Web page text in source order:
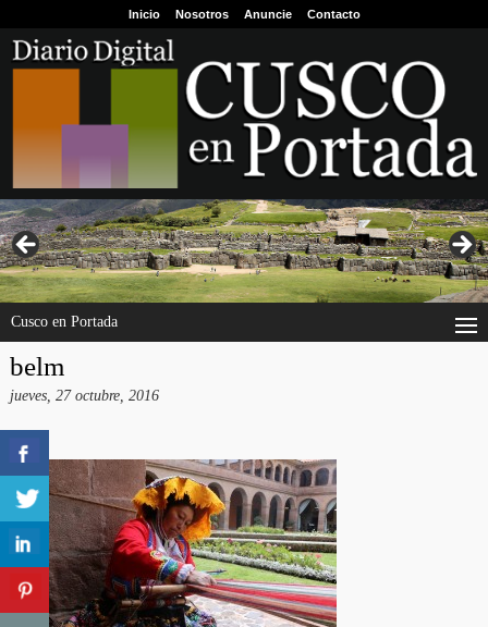
Inicio Nosotros Anuncie Contacto
Cusco en Portada
belm
jueves, 27 octubre, 2016